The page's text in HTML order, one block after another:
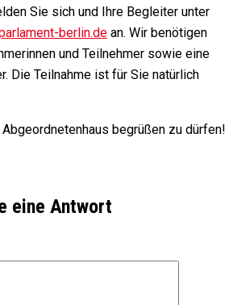
Sie sich und Ihre Begleiter unter
berlin.de an. Wir benötigen
und Teilnehmer sowie eine
Die Teilnahme ist für Sie natürlich
begrüßen zu dürfen!
eine Antwort